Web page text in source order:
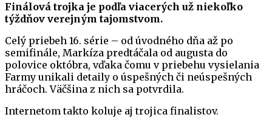
Finálová trojka je podľa viacerých už niekoľko
týždňov verejným tajomstvom.
Celý priebeh 16. série – od úvodného dňa až po
semifinále, Markíza predtáčala od augusta do
polovice októbra, vďaka čomu v priebehu vysielania
Farmy unikali detaily o úspešných či neúspešných
hráčoch. Väčšina z nich sa potvrdila.
Internetom takto koluje aj trojica finalistov.